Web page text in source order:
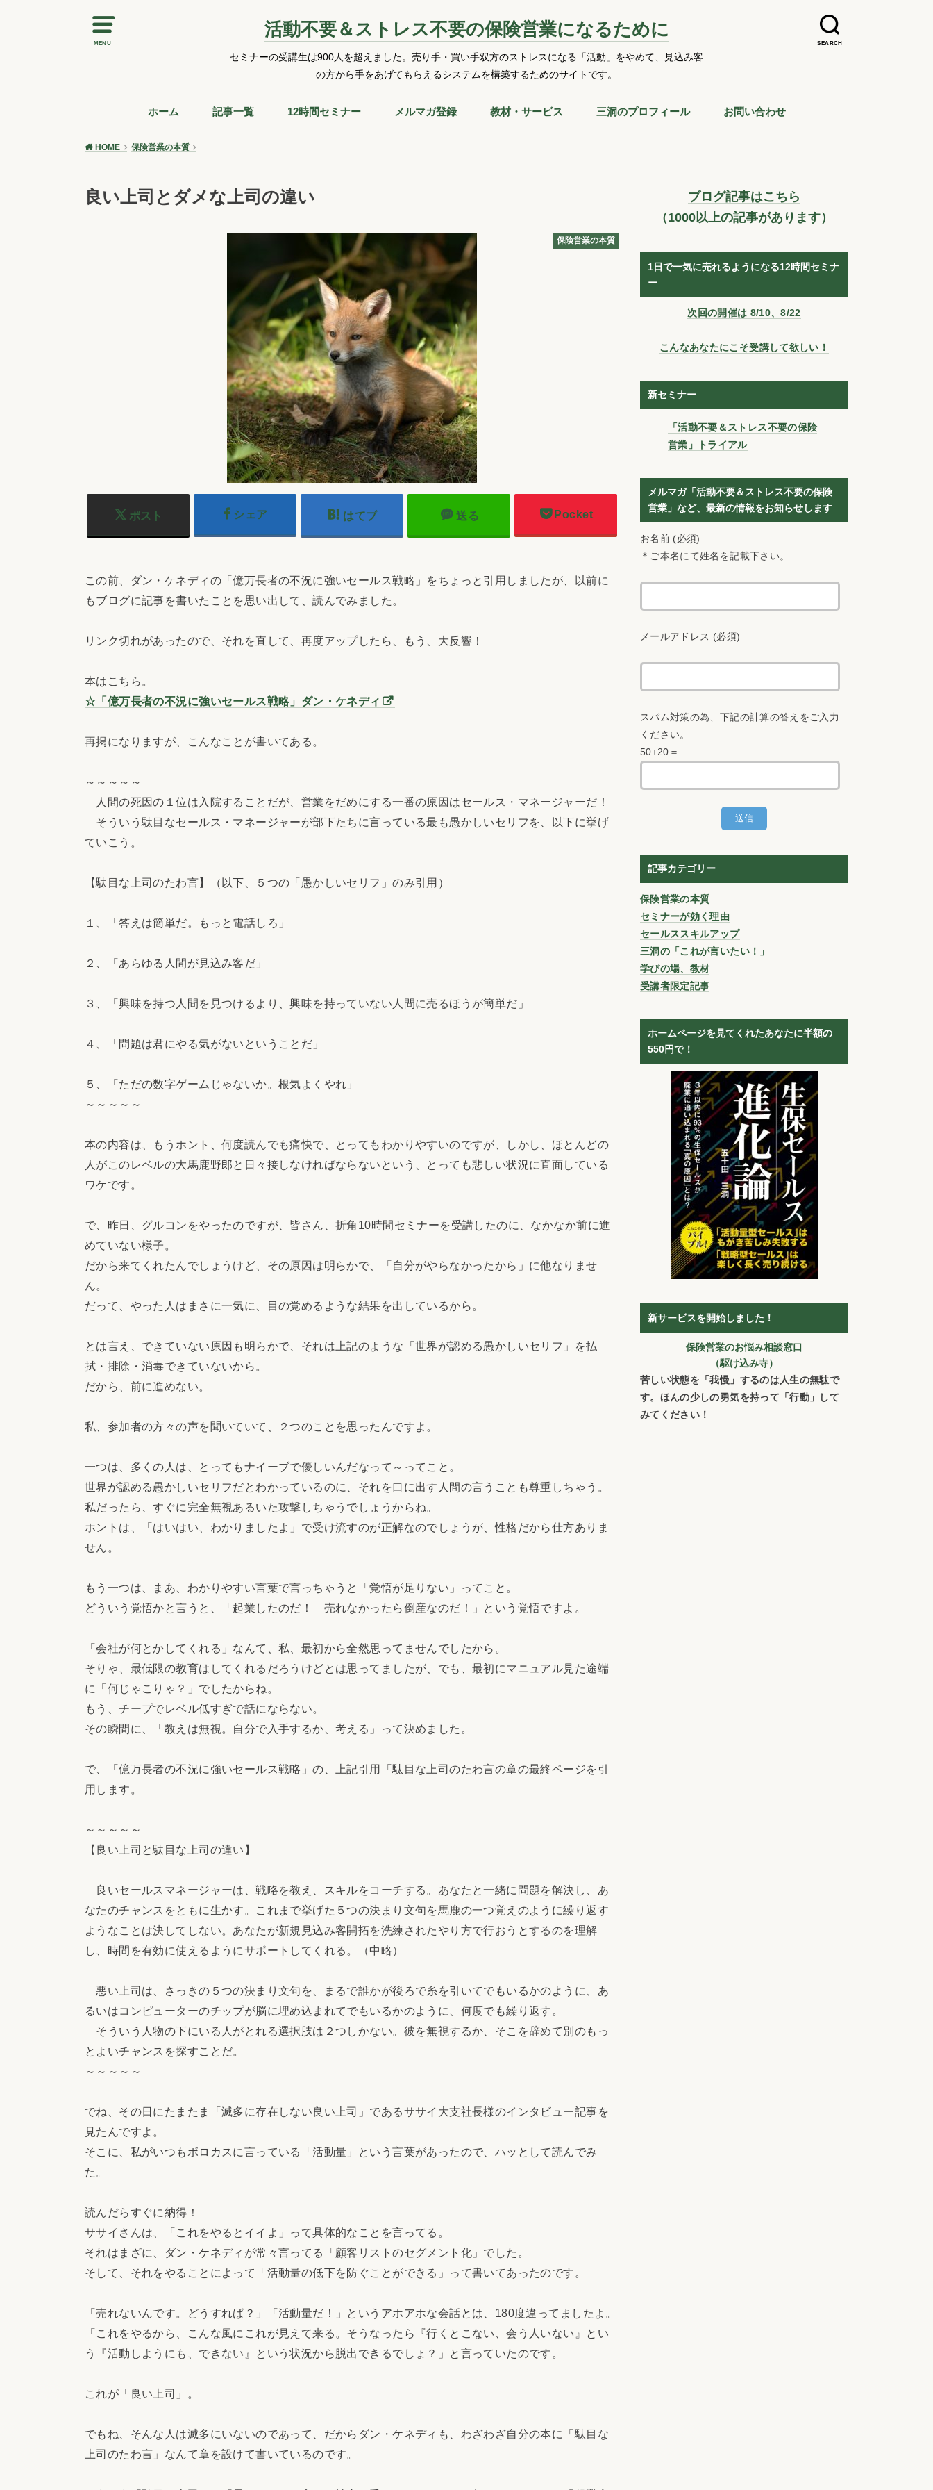
MENU SEARCH
活動不要＆ストレス不要の保険営業になるために
セミナーの受講生は900人を超えました。売り手・買い手双方のストレスになる「活動」をやめて、見込み客
の方から手をあげてもらえるシステムを構築するためのサイトです。
ホーム 記事一覧 12時間セミナー メルマガ登録 教材・サービス 三洞のプロフィール お問い合わせ
HOME 保険営業の本質
良い上司とダメな上司の違い
保険営業の本質
ポスト シェア はてブ 送る Pocket
この前、ダン・ケネディの「億万長者の不況に強いセールス戦略」をちょっと引用しましたが、以前に
もブログに記事を書いたことを思い出して、読んでみました。
リンク切れがあったので、それを直して、再度アップしたら、もう、大反響！
本はこちら。
☆「億万長者の不況に強いセールス戦略」ダン・ケネディ
再掲になりますが、こんなことが書いてある。
～～～～～
人間の死因の１位は入院することだが、営業をだめにする一番の原因はセールス・マネージャーだ！
そういう駄目なセールス・マネージャーが部下たちに言っている最も愚かしいセリフを、以下に挙げ
ていこう。
【駄目な上司のたわ言】（以下、５つの「愚かしいセリフ」のみ引用）
１、「答えは簡単だ。もっと電話しろ」
２、「あらゆる人間が見込み客だ」
３、「興味を持つ人間を見つけるより、興味を持っていない人間に売るほうが簡単だ」
４、「問題は君にやる気がないということだ」
５、「ただの数字ゲームじゃないか。根気よくやれ」
～～～～～
本の内容は、もうホント、何度読んでも痛快で、とってもわかりやすいのですが、しかし、ほとんどの
人がこのレベルの大馬鹿野郎と日々接しなければならないという、とっても悲しい状況に直面している
ワケです。
で、昨日、グルコンをやったのですが、皆さん、折角10時間セミナーを受講したのに、なかなか前に進
めていない様子。
だから来てくれたんでしょうけど、その原因は明らかで、「自分がやらなかったから」に他なりませ
ん。
だって、やった人はまさに一気に、目の覚めるような結果を出しているから。
とは言え、できていない原因も明らかで、それは上記のような「世界が認める愚かしいセリフ」を払
拭・排除・消毒できていないから。
だから、前に進めない。
私、参加者の方々の声を聞いていて、２つのことを思ったんですよ。
一つは、多くの人は、とってもナイーブで優しいんだなって～ってこと。
世界が認める愚かしいセリフだとわかっているのに、それを口に出す人間の言うことも尊重しちゃう。
私だったら、すぐに完全無視あるいた攻撃しちゃうでしょうからね。
ホントは、「はいはい、わかりましたよ」で受け流すのが正解なのでしょうが、性格だから仕方ありま
せん。
もう一つは、まあ、わかりやすい言葉で言っちゃうと「覚悟が足りない」ってこと。
どういう覚悟かと言うと、「起業したのだ！ 売れなかったら倒産なのだ！」という覚悟ですよ。
「会社が何とかしてくれる」なんて、私、最初から全然思ってませんでしたから。
そりゃ、最低限の教育はしてくれるだろうけどとは思ってましたが、でも、最初にマニュアル見た途端
に「何じゃこりゃ？」でしたからね。
もう、チープでレベル低すぎで話にならない。
その瞬間に、「教えは無視。自分で入手するか、考える」って決めました。
で、「億万長者の不況に強いセールス戦略」の、上記引用「駄目な上司のたわ言の章の最終ページを引
用します。
～～～～～
【良い上司と駄目な上司の違い】
良いセールスマネージャーは、戦略を教え、スキルをコーチする。あなたと一緒に問題を解決し、あ
なたのチャンスをともに生かす。これまで挙げた５つの決まり文句を馬鹿の一つ覚えのように繰り返す
ようなことは決してしない。あなたが新規見込み客開拓を洗練されたやり方で行おうとするのを理解
し、時間を有効に使えるようにサポートしてくれる。（中略）
悪い上司は、さっきの５つの決まり文句を、まるで誰かが後ろで糸を引いてでもいるかのように、あ
るいはコンピューターのチップが脳に埋め込まれてでもいるかのように、何度でも繰り返す。
そういう人物の下にいる人がとれる選択肢は２つしかない。彼を無視するか、そこを辞めて別のもっ
とよいチャンスを探すことだ。
～～～～～
でね、その日にたまたま「滅多に存在しない良い上司」であるササイ大支社長様のインタビュー記事を
見たんですよ。
そこに、私がいつもボロカスに言っている「活動量」という言葉があったので、ハッとして読んでみ
た。
読んだらすぐに納得！
ササイさんは、「これをやるとイイよ」って具体的なことを言ってる。
それはまざに、ダン・ケネディが常々言ってる「顧客リストのセグメント化」でした。
そして、それをやることによって「活動量の低下を防ぐことができる」って書いてあったのです。
「売れないんです。どうすれば？」「活動量だ！」というアホアホな会話とは、180度違ってましたよ。
「これをやるから、こんな風にこれが見えて来る。そうなったら『行くとこない、会う人いない』とい
う『活動しようにも、できない』という状況から脱出できるでしょ？」と言っていたのです。
これが「良い上司」。
でもね、そんな人は滅多にいないのであって、だからダン・ケネディも、わざわざ自分の本に「駄目な
上司のたわ言」なんて章を設けて書いているのです。
ブログ記事はこちら
（1000以上の記事があります）
1日で一気に売れるようになる12時間セミナ
ー
次回の開催は 8/10、8/22
こんなあなたにこそ受講して欲しい！
新セミナー
「活動不要＆ストレス不要の保険
営業」トライアル
メルマガ「活動不要＆ストレス不要の保険
営業」など、最新の情報をお知らせします
お名前 (必須)
＊ご本名にて姓名を記載下さい。
メールアドレス (必須)
スパム対策の為、下記の計算の答えをご入力
ください。
50+20＝
記事カテゴリー
保険営業の本質
セミナーが効く理由
セールススキルアップ
三洞の「これが言いたい！」
学びの場、教材
受講者限定記事
ホームページを見てくれたあなたに半額の
550円で！
新サービスを開始しました！
保険営業のお悩み相談窓口
（駆け込み寺）
苦しい状態を「我慢」するのは人生の無駄で
す。ほんの少しの勇気を持って「行動」して
みてください！